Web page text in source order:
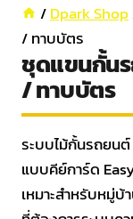
/Dpark Shop
/ ทาบบัตร
ชุดแขนกั้นร
/ ทาบบัตร
ระบบไม้กั้นรถยน
แบบคีย์การ์ด
เหมาะสำหรับหมู่บ้